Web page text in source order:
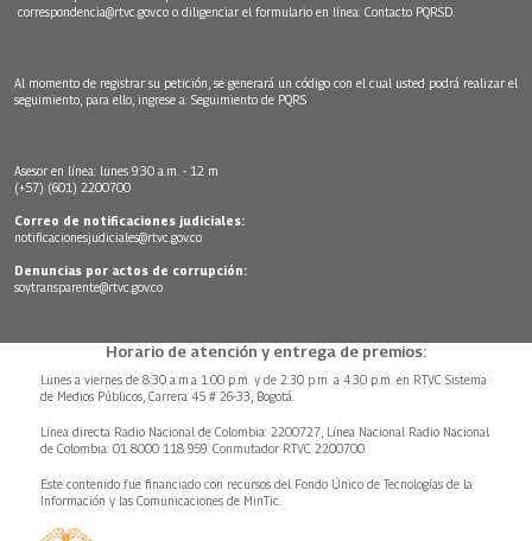
correspondencia@rtvc.gov.co o diligenciar el formulario en línea: Contacto PQRSD.
Al momento de registrar su petición, se generará un código con el cual usted podrá realizar el
seguimiento, para ello, ingrese a: Seguimiento de PQRS
Asesor en línea: lunes 9:30 a.m. - 12 m
(+57) (601) 2200700
Correo de notificaciones judiciales:
notificacionesjudiciales@rtvc.gov.co
Denuncias por actos de corrupción:
soytransparente@rtvc.gov.co
Horario de atención y entrega de premios:
Lunes a viernes de 8:30 a.m.a 1:00 p.m. y de 2:30 p.m. a 4:30 p.m. en RTVC Sistema
de Medios Públicos, Carrera 45 # 26-33, Bogotá.
Línea directa Radio Nacional de Colombia: 2200727, Línea Nacional Radio Nacional
de Colombia: 01 8000 118 959. Conmutador RTVC 2200700
Este contenido fue financiado con recursos del Fondo Único de Tecnologías de la
Información y las Comunicaciones de MinTic.